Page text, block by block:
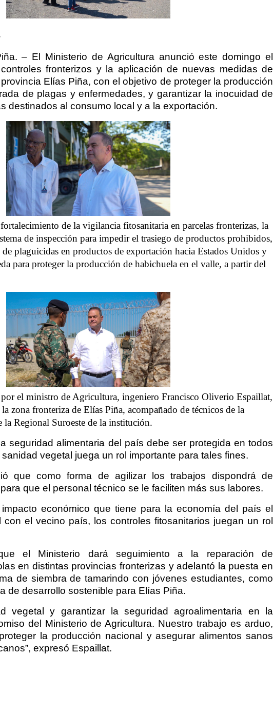
– El Ministerio de Agricultura anunció este domingo el
fronterizos y la aplicación de nuevas medidas de
Elías Piña, con el objetivo de proteger la producción
de plagas y enfermedades, y garantizar la inocuidad de
destinados al consumo local y a la exportación.
de la vigilancia fitosanitaria en parcelas fronterizas, la
de inspección para impedir el trasiego de productos prohibidos,
plaguicidas en productos de exportación hacia Estados Unidos y
para proteger la producción de habichuela en el valle, a partir del
el ministro de Agricultura, ingeniero Francisco Oliverio Espaillat,
zona fronteriza de Elías Piña, acompañado de técnicos de la
Regional Suroeste de la institución.
seguridad alimentaria del país debe ser protegida en todos
vegetal juega un rol importante para tales fines.
que como forma de agilizar los trabajos dispondrá de
que el personal técnico se le faciliten más sus labores.
económico que tiene para la economía del país el
con el vecino país, los controles fitosanitarios juegan un rol
el Ministerio dará seguimiento a la reparación de
en distintas provincias fronterizas y adelantó la puesta en
de siembra de tamarindo con jóvenes estudiantes, como
de desarrollo sostenible para Elías Piña.
vegetal y garantizar la seguridad agroalimentaria en la
del Ministerio de Agricultura. Nuestro trabajo es arduo,
la producción nacional y asegurar alimentos sanos
expresó Espaillat.